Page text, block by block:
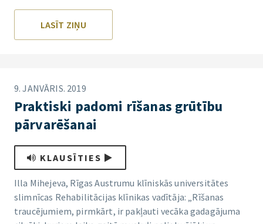
LASĪT ZIŅU
9. JANVĀRIS. 2019
Praktiski padomi rīšanas grūtību
pārvarēšanai
KLAUSĪTIES
Illa Mihejeva, Rīgas Austrumu klīniskās universitātes
slimnīcas Rehabilitācijas klīnikas vadītāja: „Rīšanas
traucējumiem, pirmkārt, ir pakļauti vecāka gadagājuma